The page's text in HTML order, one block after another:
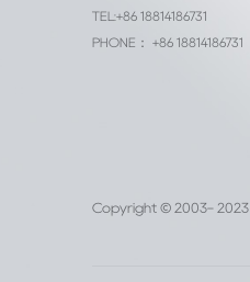
TEL:+86 18814186731
PHONE： +86 18814186731
Copyright © 2003- 2023